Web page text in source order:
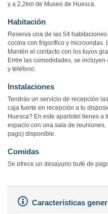
y a 2,2km de Museo de Huesca.
Habitación
Reserva una de las 54
cocina con frigorífico y
Mantén el contacto con los tuyos
Entre las comodidades, se
y teléfono.
Instalaciones
Tendrás un servicio de recepción
caja fuerte en recepción a tu
Huesca? En este apartotel tienes a
espacio con una sala de
pago) disponible.
Comidas
Se ofrece un desayuno bufé de
Características